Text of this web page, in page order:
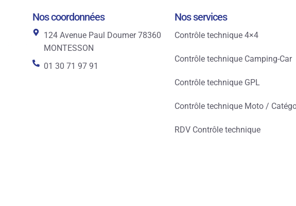
Nos coordonnées
124 Avenue Paul Doumer 78360
MONTESSON
01 30 71 97 91
Nos services
Contrôle technique 4×4
Contrôle technique Camping-Car
Contrôle technique GPL
Contrôle technique Moto /
RDV Contrôle technique